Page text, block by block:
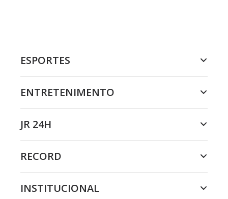
ESPORTES
ENTRETENIMENTO
JR 24H
RECORD
INSTITUCIONAL